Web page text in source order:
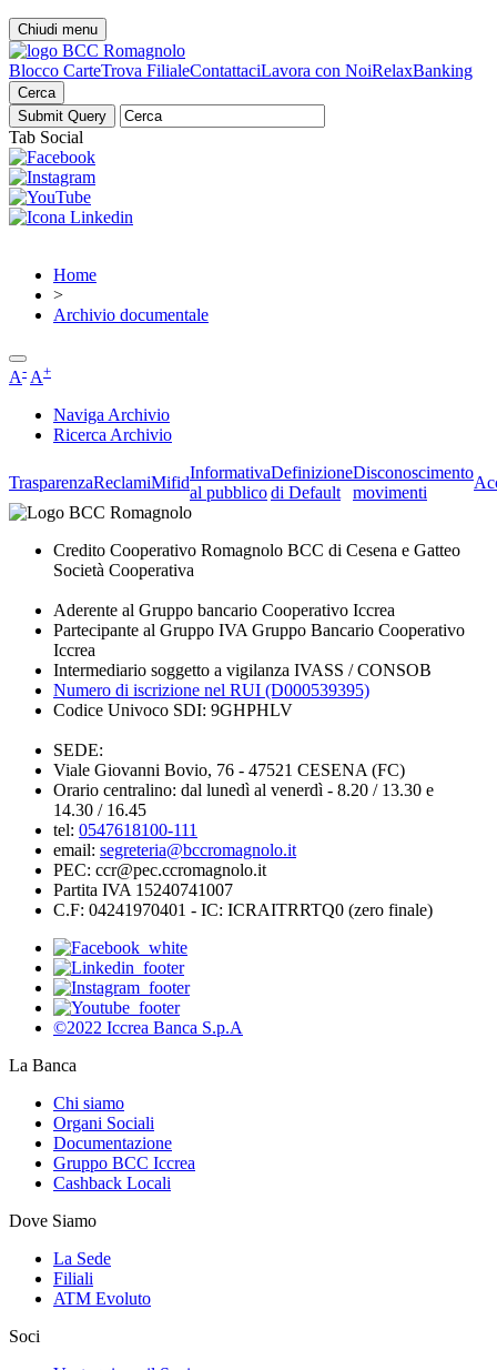
Chiudi menu
Blocco CarteTrova FilialeContattaciLavora con NoiRelaxBanking
Cerca
Tab Social
Home
>
Archivio documentale
A- A+
Naviga Archivio
Ricerca Archivio
TrasparenzaReclamiMifid
Informativa
al pubblico
Definizione
di Default
Disconoscimento
movimenti
Credito Cooperativo Romagnolo BCC di Cesena e Gatteo
Società Cooperativa
Aderente al Gruppo bancario Cooperativo Iccrea
Partecipante al Gruppo IVA Gruppo Bancario Cooperativo
Iccrea
Intermediario soggetto a vigilanza IVASS / CONSOB
Numero di iscrizione nel RUI (D000539395)
Codice Univoco SDI: 9GHPHLV
SEDE:
Viale Giovanni Bovio, 76 - 47521 CESENA (FC)
Orario centralino: dal lunedì al venerdì - 8.20 / 13.30 e
14.30 / 16.45
tel: 0547618100-111
email: segreteria@bccromagnolo.it
PEC: ccr@pec.ccromagnolo.it
Partita IVA 15240741007
C.F: 04241970401 - IC: ICRAITRRTQ0 (zero finale)
©2022 Iccrea Banca S.p.A
La Banca
Chi siamo
Organi Sociali
Documentazione
Gruppo BCC Iccrea
Cashback Locali
Dove Siamo
La Sede
Filiali
ATM Evoluto
Soci